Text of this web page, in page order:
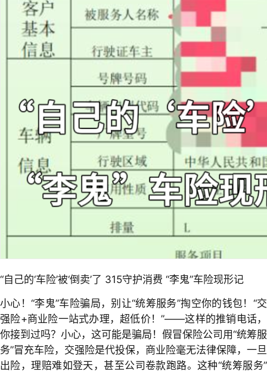
“自己的‘车险’被‘倒卖’了 315守护消费 “李鬼”车险现形记
小心！“李鬼”车险骗局，别让“统筹服务”掏空你的钱包！“交
强险+商业险一站式办理，超低价！”——这样的推销电话，
你接到过吗？小心，这可能是骗局！假冒保险公司用“统筹服
务”冒充车险，交强险是代投保，商业险毫无法律保障，一旦
出险，理赔难如登天，甚至公司卷款跑路。这种“统筹服务”